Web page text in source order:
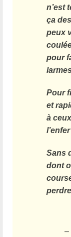
n’est
ça
peux
pour
Pour
et
à
Sans
dont
–